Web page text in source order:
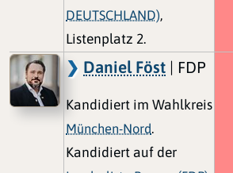
DEUTSCHLAND),
Listenplatz 2.
Daniel Föst | FDP
Kandidiert im Wahlkreis
München-Nord.
Kandidiert auf der